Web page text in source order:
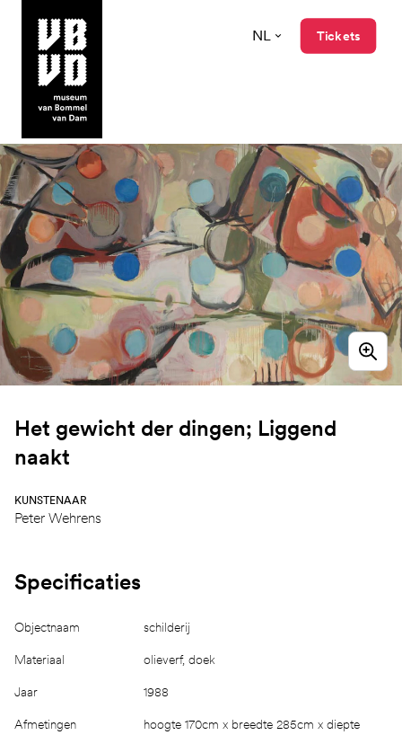
museum van Bommel van Dam
NL Tickets
Het gewicht der dingen; Liggend
naakt
KUNSTENAAR
Peter Wehrens
Specificaties
Objectnaam schilderij
Materiaal olieverf, doek
Jaar 1988
Afmetingen
hoogte 170cm x breedte 285cm x diepte